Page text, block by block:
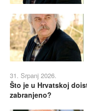
31. Srpanj 2026.
Što je u Hrvatskoj
zabranjeno?